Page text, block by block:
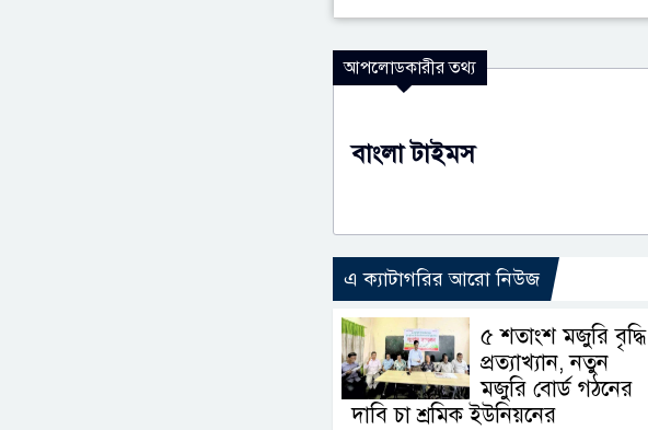
আপলোডকারীর তথ্য
বাংলা টাইমস
এ ক্যাটাগরির আরো নিউজ
৫ শতাংশ মজুরি বৃদ্ধি
প্রত্যাখ্যান, নতুন
মজুরি বোর্ড গঠনের
দাবি চা শ্রমিক ইউনিয়নের